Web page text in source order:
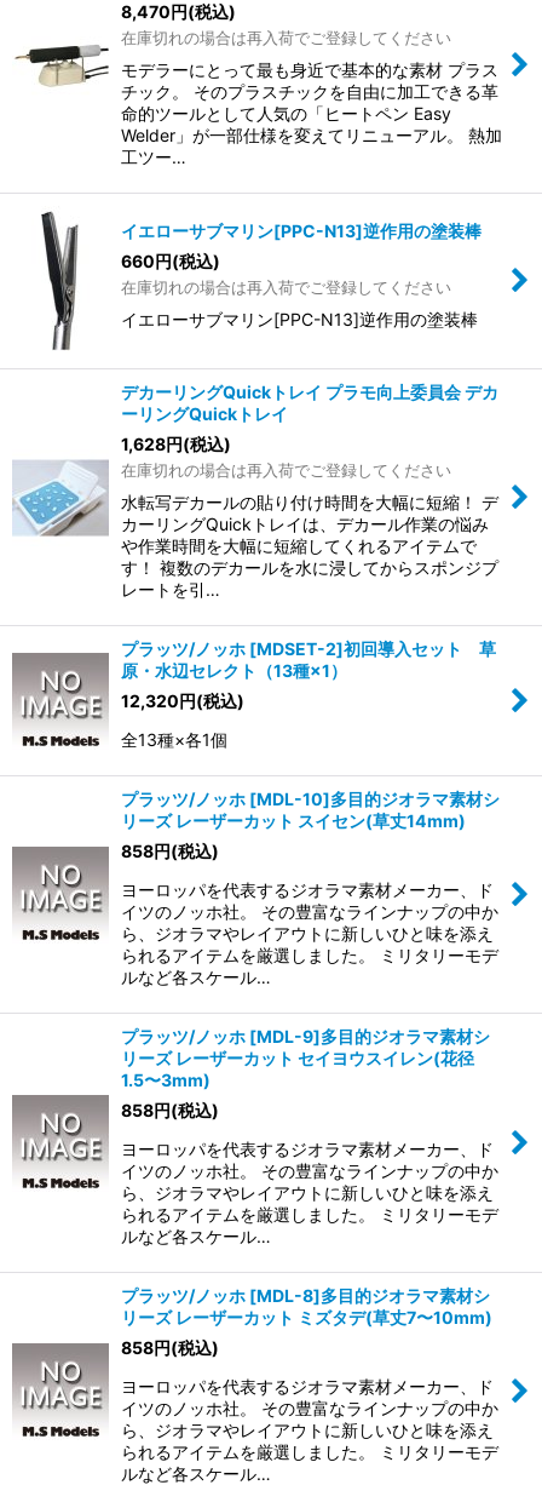
8,470円(税込)
在庫切れの場合は再入荷でご登録してください
モデラーにとって最も身近で基本的な素材 プラス
チック。 そのプラスチックを自由に加工できる革
命的ツールとして人気の「ヒートペン Easy
Welder」が一部仕様を変えてリニューアル。 熱加
工ツー…
イエローサブマリン[PPC-N13]逆作用の塗装棒
660円(税込)
在庫切れの場合は再入荷でご登録してください
イエローサブマリン[PPC-N13]逆作用の塗装棒
デカーリングQuickトレイ プラモ向上委員会 デカ
ーリングQuickトレイ
1,628円(税込)
在庫切れの場合は再入荷でご登録してください
水転写デカールの貼り付け時間を大幅に短縮！ デ
カーリングQuickトレイは、デカール作業の悩み
や作業時間を大幅に短縮してくれるアイテムで
す！ 複数のデカールを水に浸してからスポンジプ
レートを引…
プラッツ/ノッホ [MDSET-2]初回導入セット 草
原・水辺セレクト（13種×1）
12,320円(税込)
全13種×各1個
プラッツ/ノッホ [MDL-10]多目的ジオラマ素材シ
リーズ レーザーカット スイセン(草丈14mm)
858円(税込)
ヨーロッパを代表するジオラマ素材メーカー、ド
イツのノッホ社。 その豊富なラインナップの中か
ら、ジオラマやレイアウトに新しいひと味を添え
られるアイテムを厳選しました。 ミリタリーモデ
ルなど各スケール…
プラッツ/ノッホ [MDL-9]多目的ジオラマ素材シ
リーズ レーザーカット セイヨウスイレン(花径
1.5〜3mm)
858円(税込)
ヨーロッパを代表するジオラマ素材メーカー、ド
イツのノッホ社。 その豊富なラインナップの中か
ら、ジオラマやレイアウトに新しいひと味を添え
られるアイテムを厳選しました。 ミリタリーモデ
ルなど各スケール…
プラッツ/ノッホ [MDL-8]多目的ジオラマ素材シ
リーズ レーザーカット ミズタデ(草丈7〜10mm)
858円(税込)
ヨーロッパを代表するジオラマ素材メーカー、ド
イツのノッホ社。 その豊富なラインナップの中か
ら、ジオラマやレイアウトに新しいひと味を添え
られるアイテムを厳選しました。 ミリタリーモデ
ルなど各スケール…